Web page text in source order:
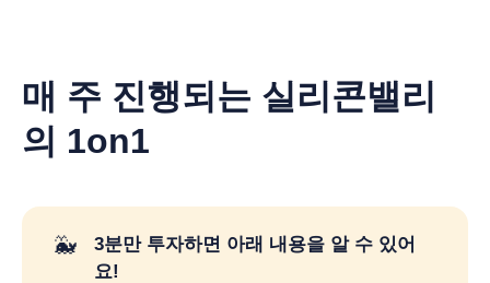
매 주 진행되는 실리콘밸리
의 1on1
🐳
3분만 투자하면 아래 내용을 알 수 있어
요!